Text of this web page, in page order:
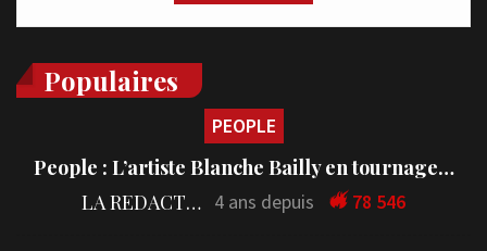
Populaires
PEOPLE
People : L’artiste Blanche Bailly en tournage…
LA REDACTION 4 ans depuis 78 546